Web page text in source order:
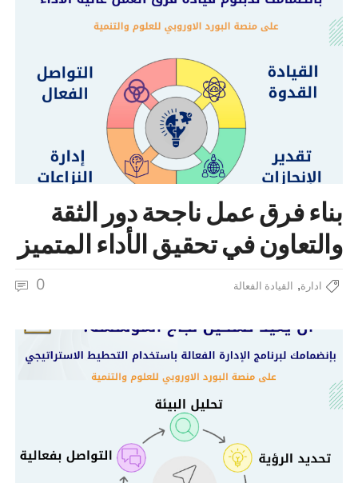
بناء فرق عمل ناجحة دور الثقة
والتعاون في تحقيق الأداء المتميز
ادارة, القيادة الفعالة 0